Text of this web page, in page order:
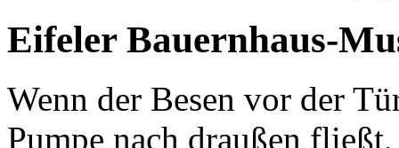
Eifeler Bauernhaus-
Wenn der Besen vor der
Pumpe nach draußen